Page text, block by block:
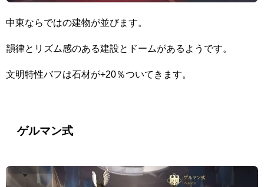
中東ならではの建物が並びます。
韻律とリズム感のある建設とドームがあるようです。
文明特性バフは石材が+20％ついてきます。
ゲルマン式